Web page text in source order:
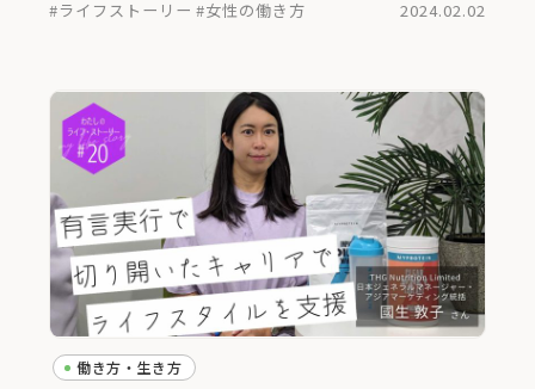
#ライフストーリー #女性の働き方 2024.02.02
働き方・生き方